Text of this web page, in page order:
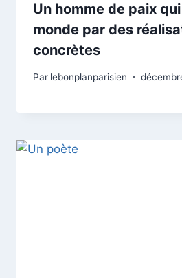
Un homme de paix
monde par des
concrètes
Par lebonplanparisien